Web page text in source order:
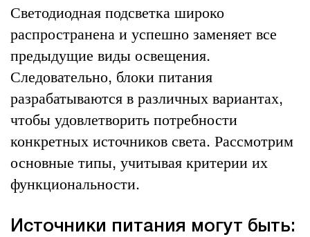
Светодиодная подсветка широко
распространена и успешно заменяет все
предыдущие виды освещения.
Следовательно, блоки питания
разрабатываются в различных вариантах,
чтобы удовлетворить потребности
конкретных источников света. Рассмотрим
основные типы, учитывая критерии их
функциональности.
Источники питания могут быть: